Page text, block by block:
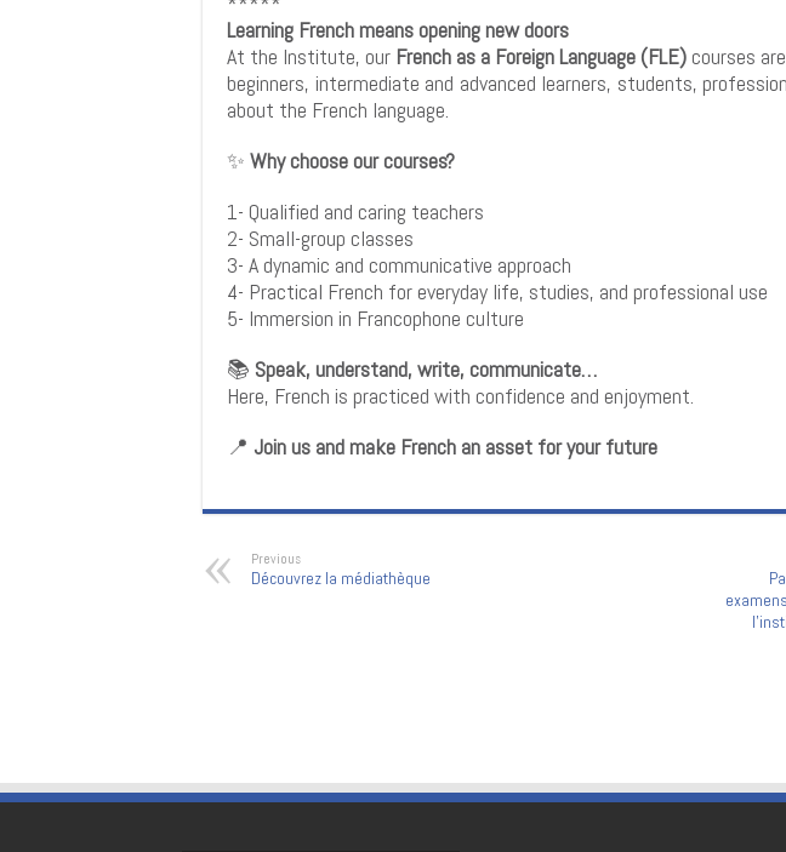
Learning French means opening new doors
At the Institute, our French as a Foreign Language (FLE) courses
beginners, intermediate and advanced learners, students,
about the French language.
✨ Why choose our courses?
1- Qualified and caring teachers
2- Small-group classes
3- A dynamic and communicative approach
4- Practical French for everyday life, studies, and professional use
5- Immersion in Francophone culture
📚 Speak, understand, write, communicate…
Here, French is practiced with confidence and enjoyment.
📍 Join us and make French an asset for your future
Previous
Découvrez la médiathèque